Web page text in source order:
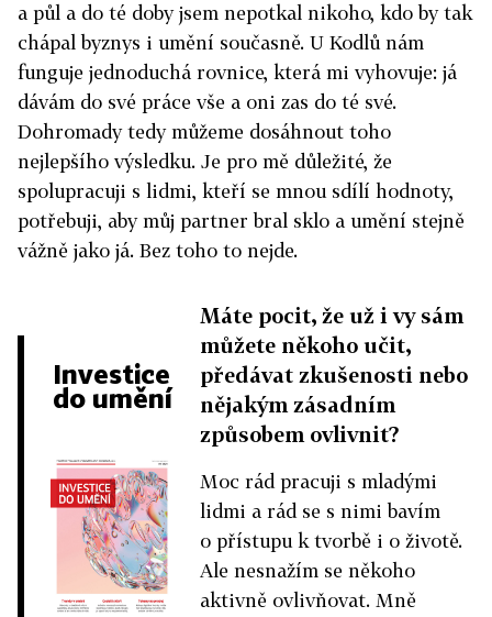
a půl a do té doby jsem nepotkal nikoho, kdo by tak
chápal byznys i umění současně. U Kodlů nám
funguje jednoduchá rovnice, která mi vyhovuje: já
dávám do své práce vše a oni zas do té své.
Dohromady tedy můžeme dosáhnout toho
nejlepšího výsledku. Je pro mě důležité, že
spolupracuji s lidmi, kteří se mnou sdílí hodnoty,
potřebuji, aby můj partner bral sklo a umění stejně
vážně jako já. Bez toho to nejde.
Investice
do umění
Máte pocit, že už i vy sám
můžete někoho učit,
předávat zkušenosti nebo
nějakým zásadním
způsobem ovlivnit?
Moc rád pracuji s mladými
lidmi a rád se s nimi bavím
o přístupu k tvorbě i o životě.
Ale nesnažím se někoho
aktivně ovlivňovat. Mně